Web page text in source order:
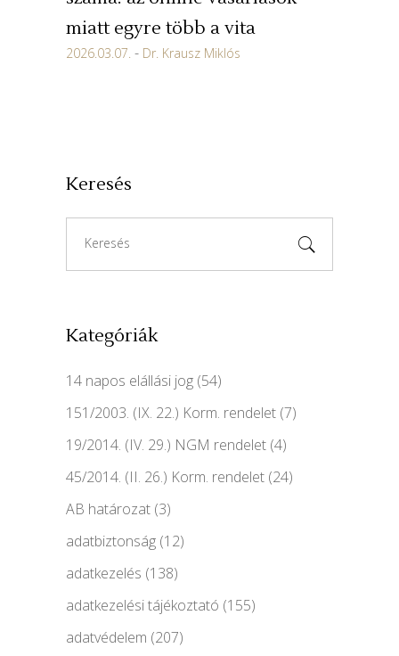
miatt egyre több a vita
2026.03.07. Dr. Krausz Miklós
Keresés
for:
Kategóriák
14 napos elállási jog (54)
151/2003. (IX. 22.) Korm. rendelet (7)
19/2014. (IV. 29.) NGM rendelet (4)
45/2014. (II. 26.) Korm. rendelet (24)
AB határozat (3)
adatbiztonság (12)
adatkezelés (138)
adatkezelési tájékoztató (155)
adatvédelem (207)